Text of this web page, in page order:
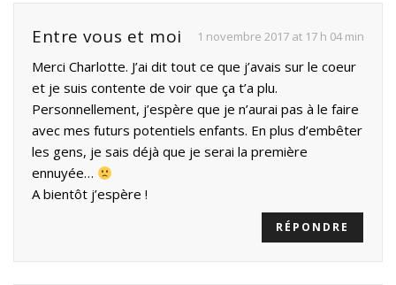
Entre vous et moi 1 novembre 2017 at 17 h 04 min
Merci Charlotte. J’ai dit tout ce que j’avais sur le coeur
et je suis contente de voir que ça t’a plu.
Personnellement, j’espère que je n’aurai pas à le faire
avec mes futurs potentiels enfants. En plus d’embêter
les gens, je sais déjà que je serai la première
ennuyée…
A bientôt j’espère !
RÉPONDRE